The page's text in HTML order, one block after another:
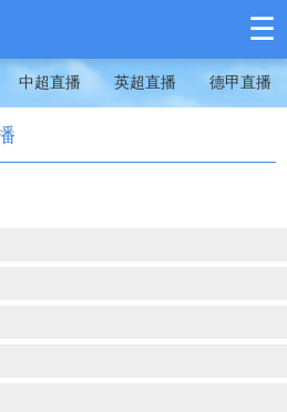
☰
中超直播 英超直播 德甲直播